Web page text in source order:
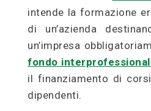
intende la formazione
di un’azienda
un’impresa
fondo
il finanziamento di
dipendenti.